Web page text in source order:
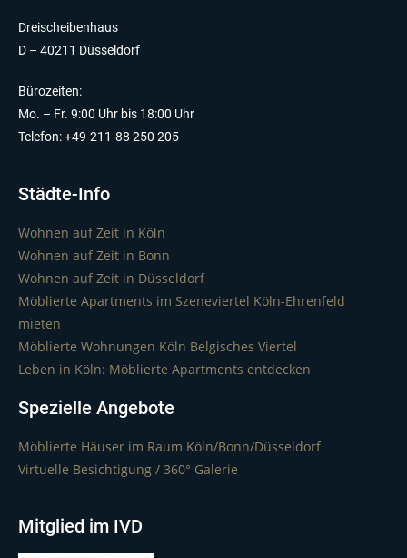
Dreischeibenhaus
D – 40211 Düsseldorf
Bürozeiten:
Mo. – Fr. 9:00 Uhr bis 18:00 Uhr
Telefon: +49-211-88 250 205
Städte-Info
Wohnen auf Zeit in Köln
Wohnen auf Zeit in Bonn
Wohnen auf Zeit in Düsseldorf
Möblierte Apartments im Szeneviertel Köln-Ehrenfeld
mieten
Möblierte Wohnungen Köln Belgisches Viertel
Leben in Köln: Möblierte Apartments entdecken
Spezielle Angebote
Möblierte Häuser im Raum Köln/Bonn/Düsseldorf
Virtuelle Besichtigung / 360° Galerie
Mitglied im IVD